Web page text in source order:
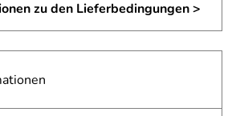
Hepco & Becker GmbH, An der
Deutschland,
zu den Lieferbedingungen >